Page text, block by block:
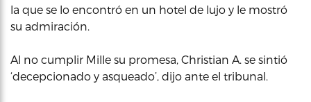
la que se lo encontró en un hotel de lujo y le mostró
su admiración.
Al no cumplir Mille su promesa, Christian A. se sintió
‘decepcionado y asqueado’, dijo ante el tribunal.